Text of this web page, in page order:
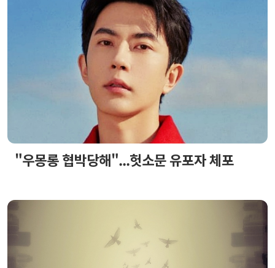
"우몽롱 협박당해"...헛소문 유포자 체포